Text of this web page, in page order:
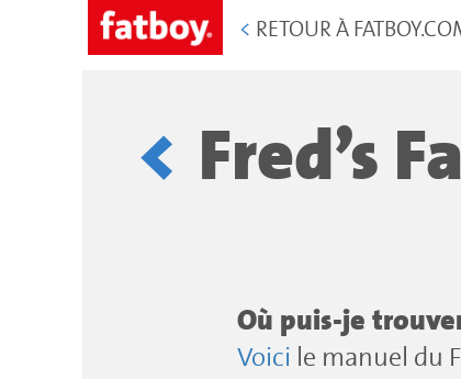
< RETOUR À
Fred’s
Où puis-je
Voici le manuel du